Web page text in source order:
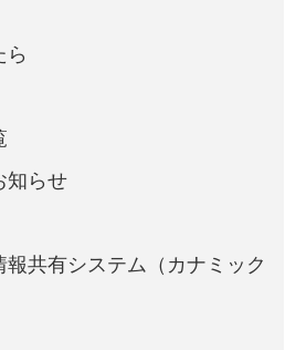
ら
知らせ
共有システム（カナミック